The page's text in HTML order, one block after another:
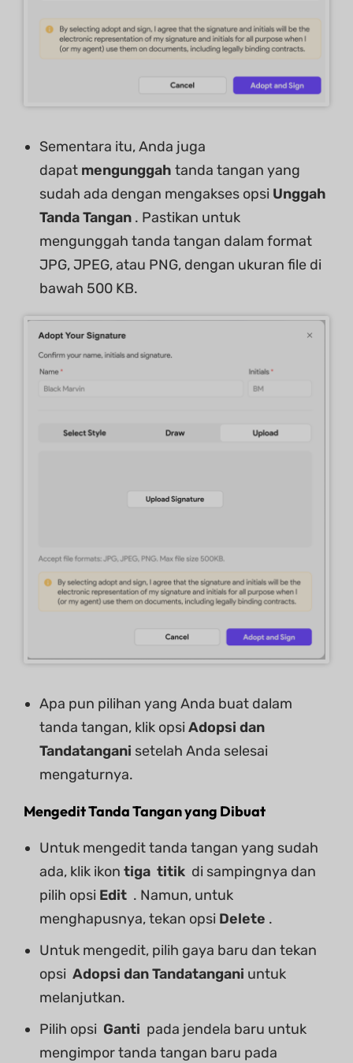
Sementara itu, Anda juga
dapat mengunggah tanda tangan yang
sudah ada dengan mengakses opsi Unggah
Tanda Tangan . Pastikan untuk
mengunggah tanda tangan dalam format
JPG, JPEG, atau PNG, dengan ukuran file di
bawah 500 KB.
Apa pun pilihan yang Anda buat dalam
tanda tangan, klik opsi Adopsi dan
Tandatangani setelah Anda selesai
mengaturnya.
Mengedit Tanda Tangan yang Dibuat
Untuk mengedit tanda tangan yang sudah
ada, klik ikon tiga titik di sampingnya dan
pilih opsi Edit . Namun, untuk
menghapusnya, tekan opsi Delete .
Untuk mengedit, pilih gaya baru dan tekan
opsi Adopsi dan Tandatangani untuk
melanjutkan.
Pilih opsi Ganti pada jendela baru untuk
mengimpor tanda tangan baru pada